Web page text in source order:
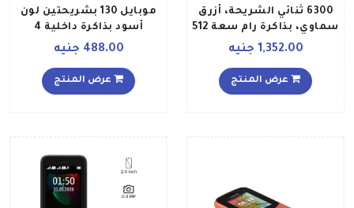
6300 ثنائي الشريحة، أزرق
سماوي، بذاكرة رام سعة 512
1,352.00 جنيه
عرض المنتج
موبايل 130 بشريحتين لون
أسود بذاكرة داخلية 4
ميجابايت يدعم تقنية 2G
488.00 جنيه
عرض المنتج